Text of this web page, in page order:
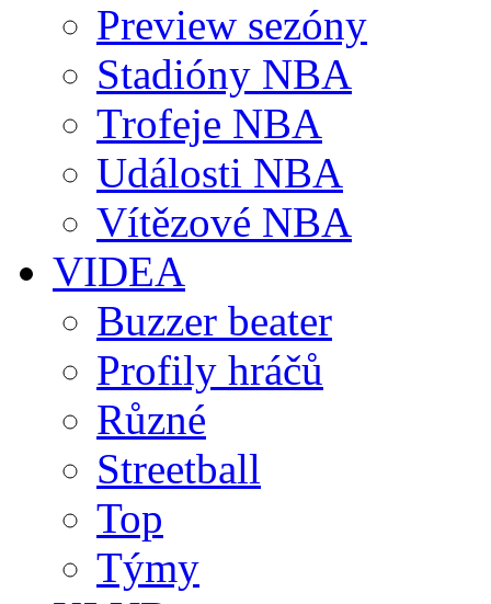
Preview sezóny
Stadióny NBA
Trofeje NBA
Události NBA
Vítězové NBA
VIDEA
Buzzer beater
Profily hráčů
Různé
Streetball
Top
Týmy